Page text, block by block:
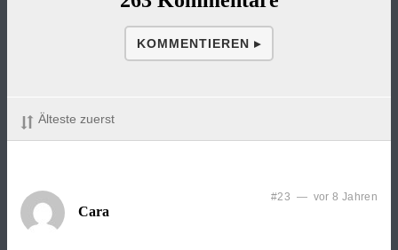
KOMMENTIEREN ▸
Älteste zuerst
Cara
#23 — vor 8 Jahren